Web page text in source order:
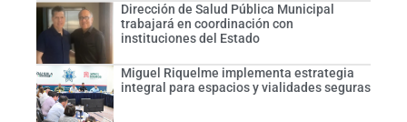
Dirección de Salud Pública Municipal
trabajará en coordinación con
instituciones del Estado
Miguel Riquelme implementa estrategia
integral para espacios y vialidades seguras